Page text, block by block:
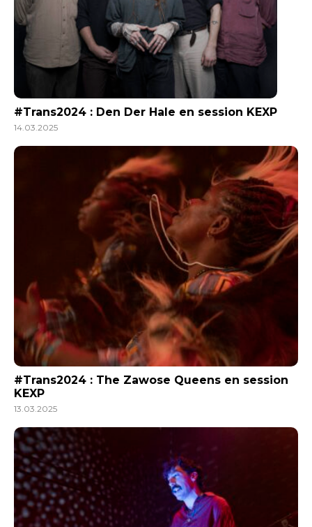
#Trans2024 : Den Der Hale en session KEXP
14.03.2025
#Trans2024 : The Zawose Queens en session
KEXP
13.03.2025